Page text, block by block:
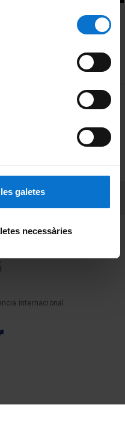
del lloc web de la
galetes
necessàries
i l’educació plurilingüe i
MENÚ PEU 1
Privacidad y términos
Sobre UBtv
de la
internacional